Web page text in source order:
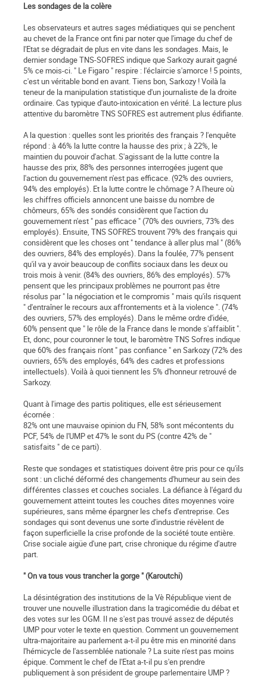
Les sondages de la colère
Les observateurs et autres sages médiatiques qui se penchent
au chevet de la France ont fini par noter que l'image du chef de
l'Etat se dégradait de plus en vite dans les sondages. Mais, le
dernier sondage TNS-SOFRES indique que Sarkozy aurait gagné
5% ce mois-ci. " Le Figaro " respire : l'éclaircie s'amorce ! 5 points,
c'est un véritable bond en avant. Tiens bon, Sarkozy ! Voilà la
teneur de la manipulation statistique d'un journaliste de la droite
ordinaire. Cas typique d'auto-intoxication en vérité. La lecture plus
attentive du baromètre TNS SOFRES est autrement plus édifiante.
A la question : quelles sont les priorités des français ? l'enquête
répond : à 46% la lutte contre la hausse des prix ; à 22%, le
maintien du pouvoir d'achat. S'agissant de la lutte contre la
hausse des prix, 88% des personnes interrogées jugent que
l'action du gouvernement n'est pas efficace. (92% des ouvriers,
94% des employés). Et la lutte contre le chômage ? A l'heure où
les chiffres officiels annoncent une baisse du nombre de
chômeurs, 65% des sondés considèrent que l'action du
gouvernement n'est " pas efficace " (70% des ouvriers, 73% des
employés). Ensuite, TNS SOFRES trouvent 79% des français qui
considèrent que les choses ont " tendance à aller plus mal " (86%
des ouvriers, 84% des employés). Dans la foulée, 77% pensent
qu'il va y avoir beaucoup de conflits sociaux dans les deux ou
trois mois à venir. (84% des ouvriers, 86% des employés). 57%
pensent que les principaux problèmes ne pourront pas être
résolus par " la négociation et le compromis " mais qu'ils risquent
" d'entraîner le recours aux affrontements et à la violence ". (74%
des ouvriers, 57% des employés). Dans le même ordre d'idée,
60% pensent que " le rôle de la France dans le monde s'affaiblit ".
Et, donc, pour couronner le tout, le baromètre TNS Sofres indique
que 60% des français n'ont " pas confiance " en Sarkozy (72% des
ouvriers, 65% des employés, 64% des cadres et professions
intellectuels). Voilà à quoi tiennent les 5% d'honneur retrouvé de
Sarkozy.
Quant à l'image des partis politiques, elle est sérieusement
écornée :
82% ont une mauvaise opinion du FN, 58% sont mécontents du
PCF, 54% de l'UMP et 47% le sont du PS (contre 42% de "
satisfaits " de ce parti).
Reste que sondages et statistiques doivent être pris pour ce qu'ils
sont : un cliché déformé des changements d'humeur au sein des
différentes classes et couches sociales. La défiance à l'égard du
gouvernement atteint toutes les couches dites moyennes voire
supérieures, sans même épargner les chefs d'entreprise. Ces
sondages qui sont devenus une sorte d'industrie révèlent de
façon superficielle la crise profonde de la société toute entière.
Crise sociale aigüe d'une part, crise chronique du régime d'autre
part.
" On va tous vous trancher la gorge " (Karoutchi)
La désintégration des institutions de la Vè République vient de
trouver une nouvelle illustration dans la tragicomédie du débat et
des votes sur les OGM. Il ne s'est pas trouvé assez de députés
UMP pour voter le texte en question. Comment un gouvernement
ultra-majoritaire au parlement a-t-il pu être mis en minorité dans
l'hémicycle de l'assemblée nationale ? La suite n'est pas moins
épique. Comment le chef de l'Etat a-t-il pu s'en prendre
publiquement à son président de groupe parlementaire UMP ?